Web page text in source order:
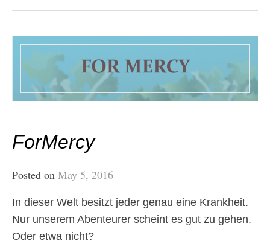
ForMercy
Posted on May 5, 2016
In dieser Welt besitzt jeder genau eine Krankheit.
Nur unserem Abenteurer scheint es gut zu gehen.
Oder etwa nicht?